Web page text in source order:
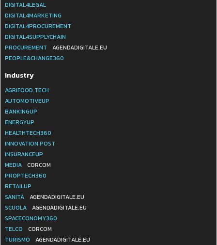
DIGITAL4LEGAL
DIGITAL4MARKETING
DIGITAL4PROCUREMENT
DIGITAL4SUPPLYCHAIN
PROCUREMENT
AGENDADIGITALE.EU
PEOPLE&CHANGE360
Industry
AGRIFOOD.TECH
AUTOMOTIVEUP
BANKINGUP
ENERGYUP
HEALTHTECH360
INNOVATION POST
INSURANCEUP
MEDIA
CORCOM
PROPTECH360
RETAILUP
SANITÀ
AGENDADIGITALE.EU
SCUOLA
AGENDADIGITALE.EU
SPACECONOMY360
TELCO
CORCOM
TURISMO
AGENDADIGITALE.EU